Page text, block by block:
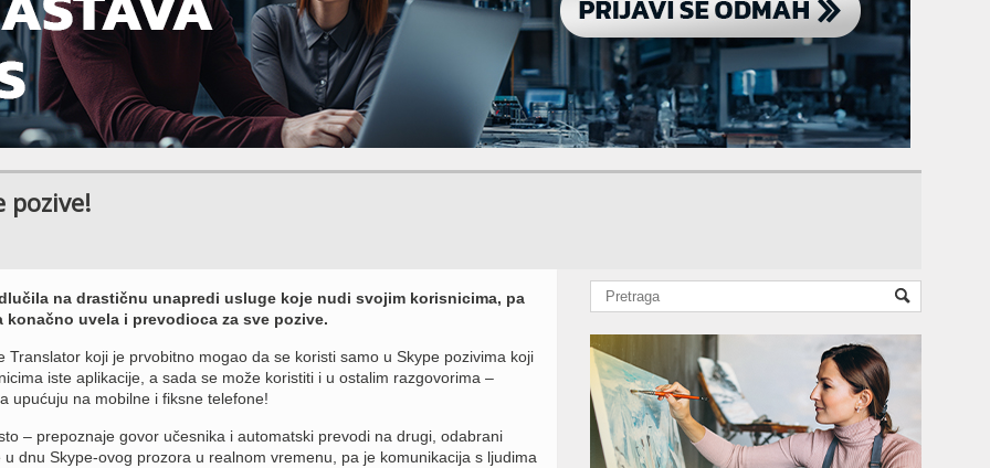
pozive!
na drastičnu unapredi usluge koje nudi svojim korisnicima, pa
konačno uvela i prevodioca za sve pozive.
Translator koji je prvobitno mogao da se koristi samo u Skype pozivima koji
iste aplikacije, a sada se može koristiti i u ostalim razgovorima –
upućuju na mobilne i fiksne telefone!
– prepoznaje govor učesnika i automatski prevodi na drugi, odabrani
u dnu Skype-ovog prozora u realnom vremenu, pa je komunikacija s ljudima